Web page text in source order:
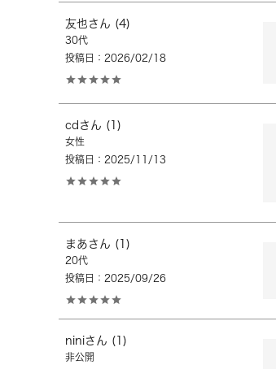
友也 4
30代
投稿日
2026/02/18
cd
女性
投稿日
2025/11/13
まあ
20代
投稿日
2025/09/26
nini
非公開